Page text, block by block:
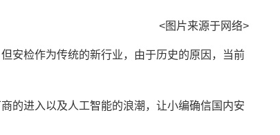
<图片来源于网络>
安检作为传统的新行业，由于历史的原因，当前
商的进入以及人工智能的浪潮，让小编确信国内安